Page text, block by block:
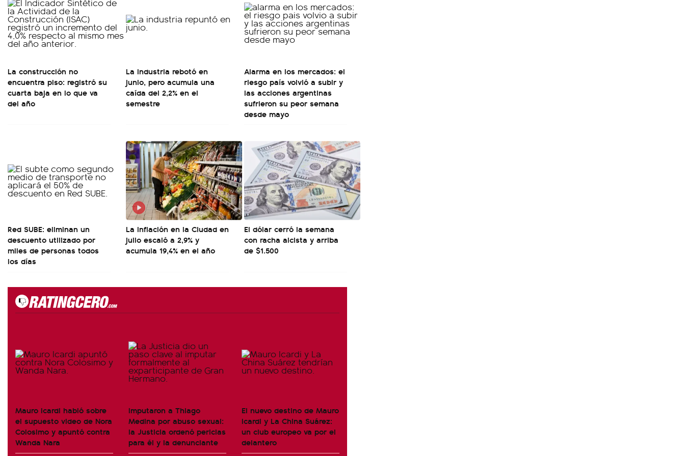
La construcción no
encuentra piso: registró su
cuarta baja en lo que va
del año
La industria rebotó en
junio, pero acumula una
caída del 2,2% en el
semestre
Alarma en los mercados: el
riesgo país volvió a subir y
las acciones argentinas
sufrieron su peor semana
desde mayo
Red SUBE: eliminan un
descuento utilizado por
miles de personas todos
los días
La inflación en la Ciudad en
julio escaló a 2,9% y
acumula 19,4% en el año
El dólar cerró la semana
con racha alcista y arriba
de $1.500
Mauro Icardi habló sobre
el supuesto video de Nora
Colosimo y apuntó contra
Wanda Nara
Imputaron a Thiago
Medina por abuso sexual:
la Justicia ordenó pericias
para él y la denunciante
El nuevo destino de Mauro
Icardi y La China Suárez:
un club europeo va por el
delantero